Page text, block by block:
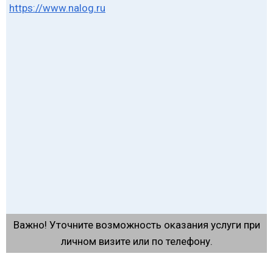
https://www.nalog.ru
Важно! Уточните возможность оказания услуги при
личном визите или по телефону.